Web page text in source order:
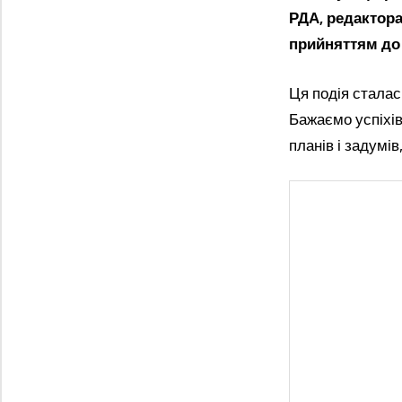
РДА,
прийняттям до
Ця подія
Бажаємо
планів і